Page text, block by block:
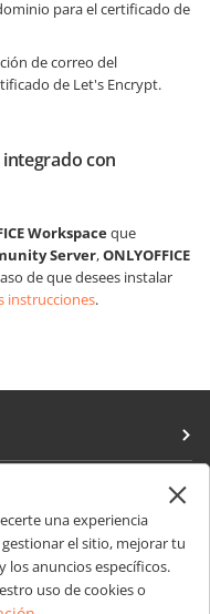
para el certificado de
de correo del
de Let's Encrypt.
integrado con
Workspaceque
Server,ONLYOFFICE
de que desees instalar
instrucciones.
una experiencia
el sitio, mejorar tu
los anuncios específicos.
uso de cookies o